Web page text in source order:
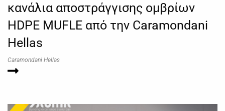
κανάλια αποστράγγισης ομβρίων
HDPE MUFLE από την Caramondani
Hellas
Caramondani Hellas